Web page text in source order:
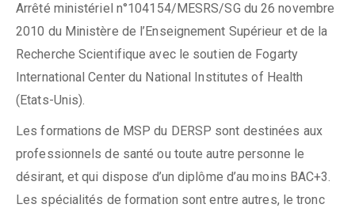
Arrêté ministériel n°104154/MESRS/SG du 26 novembre
2010 du Ministère de l’Enseignement Supérieur et de la
Recherche Scientifique avec le soutien de Fogarty
International Center du National Institutes of Health
(Etats-Unis).
Les formations de MSP du DERSP sont destinées aux
professionnels de santé ou toute autre personne le
désirant, et qui dispose d’un diplôme d’au moins BAC+3.
Les spécialités de formation sont entre autres, le tronc